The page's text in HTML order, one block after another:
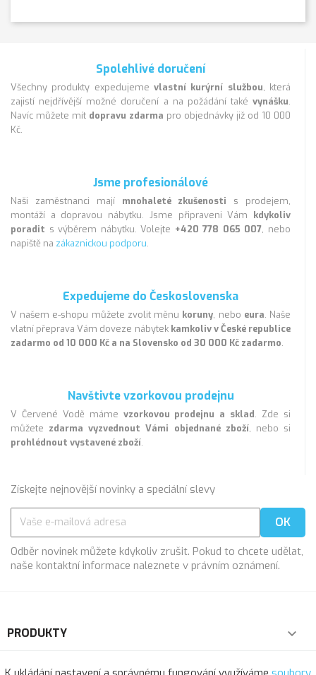
Spolehlivé doručení
Všechny produkty expedujeme vlastní kurýrní službou, která
zajistí nejdřívější možné doručení a na požádání také vynášku.
Navíc můžete mít dopravu zdarma pro objednávky již od 10 000
Kč.
Jsme profesionálové
Naši zaměstnanci mají mnohaleté zkušenosti s prodejem,
montáží a dopravou nábytku. Jsme připraveni Vám kdykoliv
poradit s výběrem nábytku. Volejte +420 778 065 007, nebo
napiště na zákaznickou podporu.
Expedujeme do Československa
V našem e-shopu můžete zvolit měnu koruny, nebo eura. Naše
vlatní přeprava Vám doveze nábytek kamkoliv v České republice
zadarmo od 10 000 Kč a na Slovensko od 30 000 Kč zadarmo.
Navštivte vzorkovou prodejnu
V Červené Vodě máme vzorkovou prodejnu a sklad. Zde si
můžete zdarma vyzvednout Vámi objednané zboží, nebo si
prohlédnout vystavené zboží.
Získejte nejnovější novinky a speciální slevy
Odběr novinek můžete kdykoliv zrušit. Pokud to chcete udělat,
naše kontaktní informace naleznete v právním oznámení.
PRODUKTY 
NAŠE SPOLEČNOST 